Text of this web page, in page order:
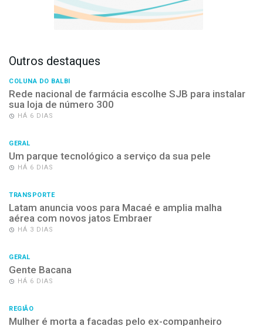
Outros destaques
COLUNA DO BALBI
Rede nacional de farmácia escolhe SJB para instalar
sua loja de número 300
HÁ 6 DIAS
GERAL
Um parque tecnológico a serviço da sua pele
HÁ 6 DIAS
TRANSPORTE
Latam anuncia voos para Macaé e amplia malha
aérea com novos jatos Embraer
HÁ 3 DIAS
GERAL
Gente Bacana
HÁ 6 DIAS
REGIÃO
Mulher é morta a facadas pelo ex-companheiro